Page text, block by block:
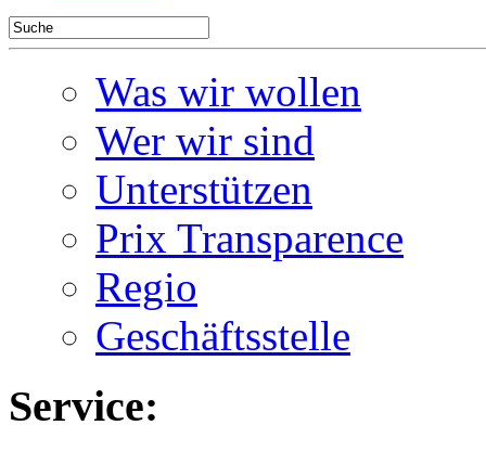
Was wir wollen
Wer wir sind
Unterstützen
Prix Transparence
Regio
Geschäftsstelle
Service: